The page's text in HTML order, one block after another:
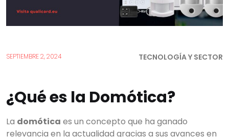
SEPTIEMBRE 2, 2024 TECNOLOGÍA Y SECTOR
¿Qué es la Domótica?
La domótica es un concepto que ha ganado
relevancia en la actualidad gracias a sus avances en